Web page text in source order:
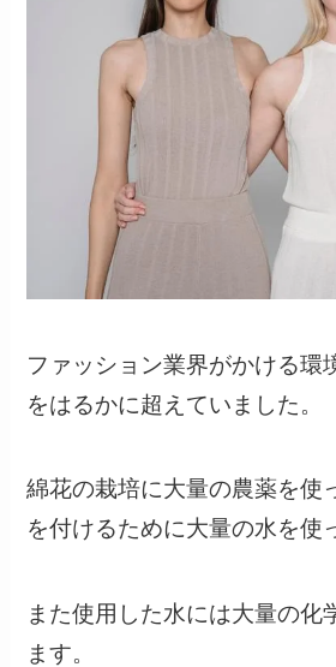
ファッション業界がかける環
をはるかに超えていました。
綿花の栽培に大量の農薬を使
を付けるために大量の水を使
また使用した水には大量の化
ます。